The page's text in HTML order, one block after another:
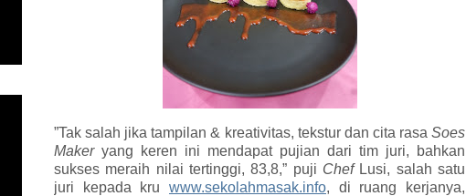
”Tak salah jika tampilan & kreativitas, tekstur dan cita rasa Soes
Makeryang keren ini mendapat pujian dari tim juri, bahkan
sukses meraih nilai tertinggi, 83,8,” puji Chef Lusi, salah satu
juri kepada kru www.sekolahmasak.info, di ruang kerjanya,